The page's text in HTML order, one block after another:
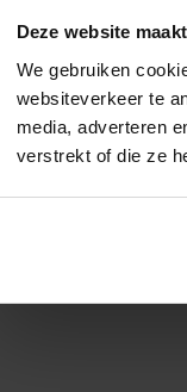
Deze website
We gebruiken
websiteverkeer te
media, adverteren
verstrekt of die ze